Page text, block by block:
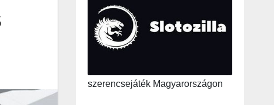
szerencsejáték Magyarországon